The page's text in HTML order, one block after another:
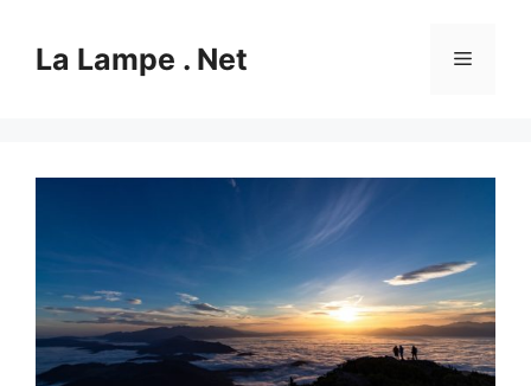
contenuLa Lampe . Net Menu